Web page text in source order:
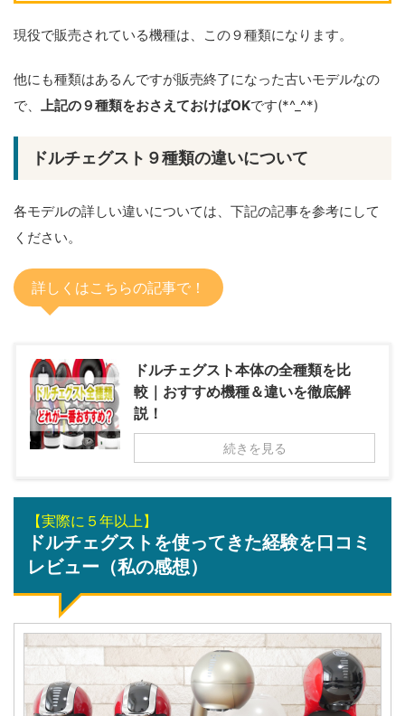
現役で販売されている機種は、この９種類になります。
他にも種類はあるんですが販売終了になった古いモデルなの
で、 上記の９種類をおさえておけばOKです(*^_^*)
ドルチェグスト９種類の違いについて
各モデルの詳しい違いについては、下記の記事を参考にして
ください。
詳しくはこちらの記事で！
ドルチェグスト本体の全種類を比
較｜おすすめ機種＆違いを徹底解
説！
続きを見る
【実際に５年以上】
ドルチェグストを使ってきた経験を口コミ
レビュー（私の感想）